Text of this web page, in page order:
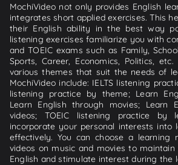
MochiVideo not only provides English
integrates short applied exercises. This
their English ability in the best way
listening exercises familiarize you with
and TOEIC exams such as Family,
Sports, Career, Economics, Politics,
various themes that suit the needs of
MochiVideo include: IELTS listening
listening practice by theme; Learn
Learn English through movies; Learn
videos; TOEIC listening practice by
incorporate your personal interests into
effectively. You can choose a learning
videos on music and movies to
English and stimulate interest during the